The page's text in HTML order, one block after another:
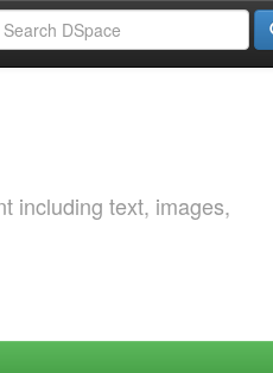
including text, images,